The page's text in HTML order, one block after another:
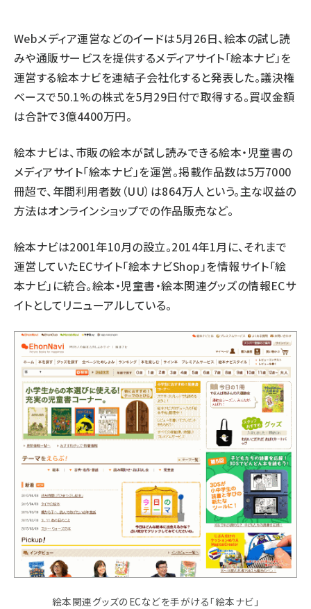
Webメディア運営などのイードは5月26日、絵本の試し読
みや通販サービスを提供するメディアサイト「絵本ナビ」を
運営する絵本ナビを連結子会社化すると発表した。議決権
ベースで50.1%の株式を5月29日付で取得する。買収金額
は合計で3億4400万円。
絵本ナビは、市販の絵本が試し読みできる絵本・児童書の
メディアサイト「絵本ナビ」を運営。掲載作品数は5万7000
冊超で、年間利用者数（UU）は864万人という。主な収益の
方法はオンラインショップでの作品販売など。
絵本ナビは2001年10月の設立。2014年1月に、それまで
運営していたECサイト「絵本ナビShop」を情報サイト「絵
本ナビ」に統合。絵本・児童書・絵本関連グッズの情報ECサ
イトとしてリニューアルしている。
絵本関連グッズのECなどを手がける「絵本ナビ」
参